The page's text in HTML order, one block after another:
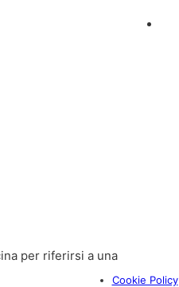
per riferirsi a una
Cookie Policy